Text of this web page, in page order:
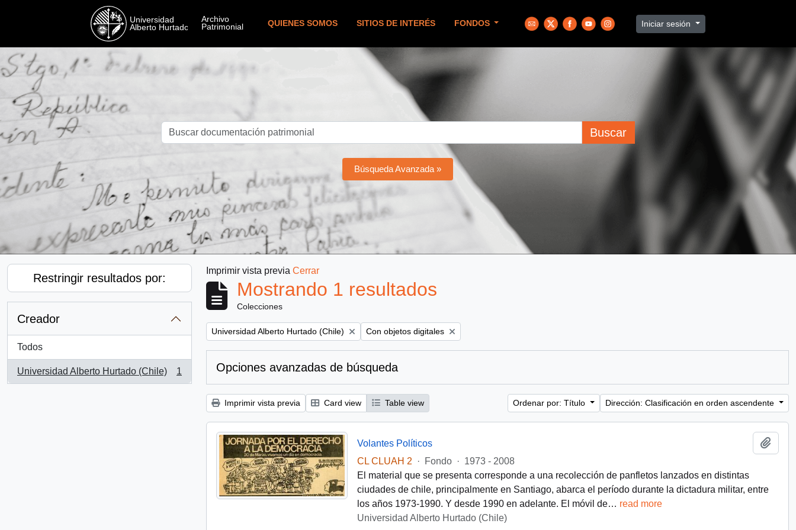
QUIENES SOMOS SITIOS DE INTERÉS FONDOS Iniciar sesión
Buscar
Búsqueda Avanzada »
Restringir resultados por:
Creador
Todos
Universidad Alberto Hurtado (Chile)
, 1 resultados
1
Imprimir vista previa Cerrar
Mostrando 1 resultados
Colecciones
Remove filter:
Universidad Alberto Hurtado (Chile) Remove filter:
Con objetos digitales
Opciones avanzadas de búsqueda
Imprimir vista previa Card view Table view Ordenar por: Título Dirección: Clasificación en orden ascendente
Volantes Políticos
CL CLUAH 2
· Fondo · 1973 - 2008
El material que se presenta corresponde a una recolección de panfletos lanzados en distintas
ciudades de chile, principalmente en Santiago, abarca el período durante la dictadura militar, entre
los años 1973-1990. Y desde 1990 en adelante. El móvil de… read more
Universidad Alberto Hurtado (Chile)